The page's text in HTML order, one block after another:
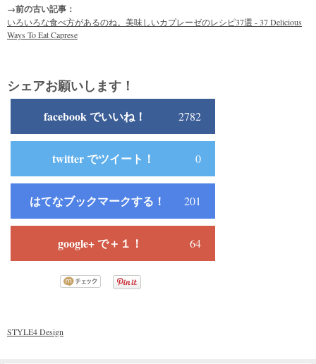
→前の古い記事：
いろいろな食べ方があるのね。美味しいカプレーゼのレシピ37選 - 37 Delicious
Ways To Eat Caprese
シェアお願いします！
facebook でいいね！ 2782
twitter でツイート！ 0
はてなブックマークする！ 201
google+ で＋１！ 64
STYLE4 Design